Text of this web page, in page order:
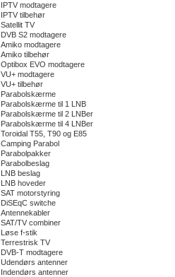
IPTV modtagere
IPTV tilbehør
Satellit TV
DVB S2 modtagere
Amiko modtagere
Amiko tilbehør
Optibox EVO modtagere
VU+ modtagere
VU+ tilbehør
Parabolskærme
Parabolskærme til 1 LNB
Parabolskærme til 2 LNBer
Parabolskærme til 4 LNBer
Toroidal T55, T90 og E85
Camping Parabol
Parabolpakker
Parabolbeslag
LNB beslag
LNB hoveder
SAT motorstyring
DiSEqC switche
Antennekabler
SAT/TV combiner
Løse f-stik
Terrestrisk TV
DVB-T modtagere
Udendørs antenner
Indendørs antenner